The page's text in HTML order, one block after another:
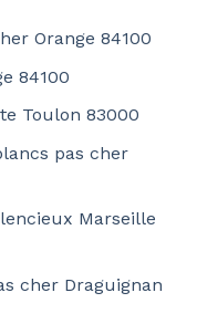
Orange 84100
84100
Toulon 83000
pas cher
Marseille
cher Draguignan